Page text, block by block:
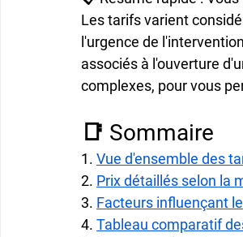
Les tarifs varient
l'urgence de
associés à l'ouverture
complexes, pour vous
📑 Sommaire
1. Vue d'ensemble des
2. Prix détaillés selon la
3. Facteurs influençant
4. Tableau comparatif